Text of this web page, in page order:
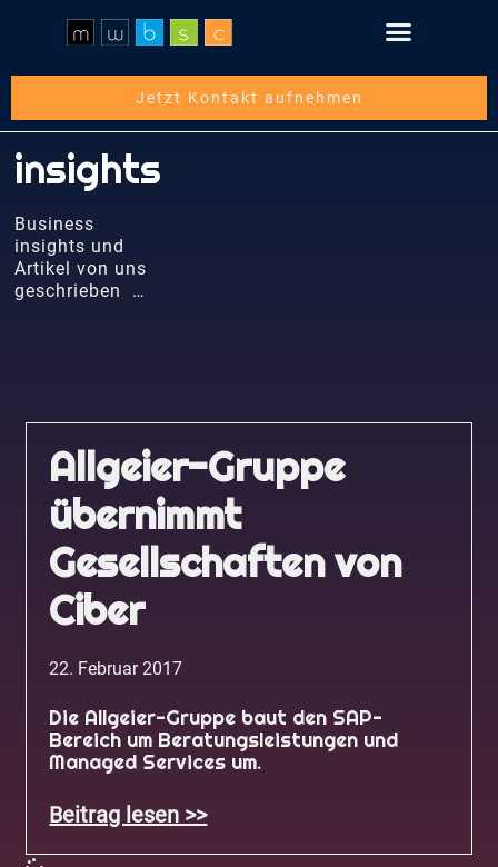
Jetzt Kontakt aufnehmen
insights
Business
insights und
Artikel von uns
geschrieben …
Allgeier-Gruppe
übernimmt
Gesellschaften von
Ciber
22. Februar 2017
Die Allgeier-Gruppe baut den SAP-
Bereich um Beratungsleistungen und
Managed Services um.
Beitrag lesen >>